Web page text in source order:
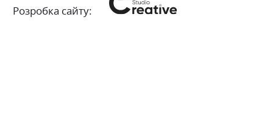
Розробка сайту: